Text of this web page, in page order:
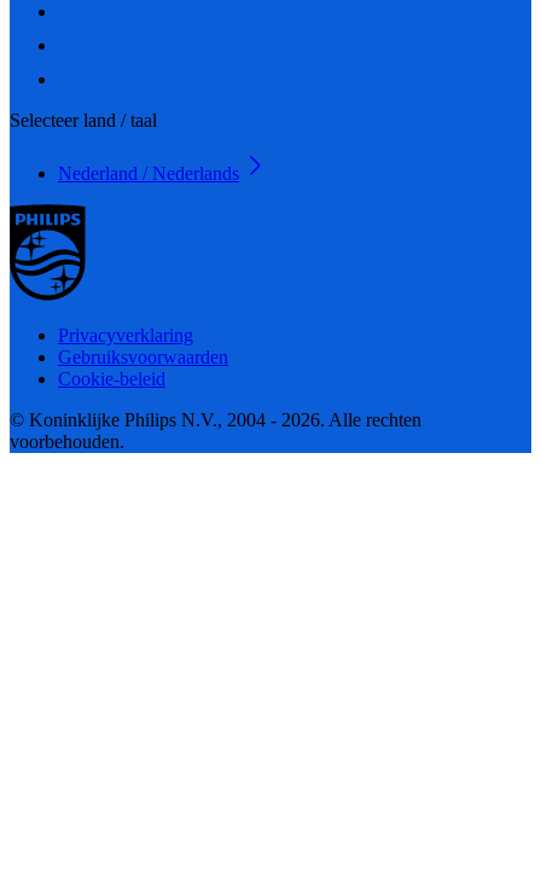
Selecteer land / taal
Nederland / Nederlands
Privacyverklaring
Gebruiksvoorwaarden
Cookie-beleid
© Koninklijke Philips N.V., 2004 - 2026. Alle rechten
voorbehouden.